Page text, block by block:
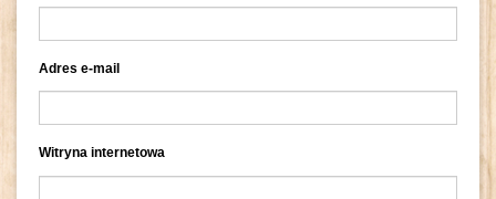
Adres e-mail
Witryna internetowa